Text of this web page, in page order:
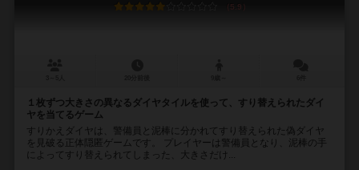
5.9
１枚ずつ大きさの異なるダイヤタイルを使って、すり替えられたダイ
ヤを当てるゲーム
すりかえダイヤは、警備員と泥棒に分かれてすり替えられた偽ダイヤ
を見破る正体隠匿ゲームです。 プレイヤーは警備員となり、泥棒の手
によってすり替えられてしまった、大きさだけ...